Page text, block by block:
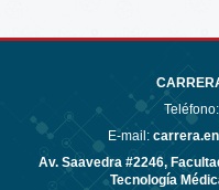
E-mail:
Av. Saavedra #2246,
Tecnología